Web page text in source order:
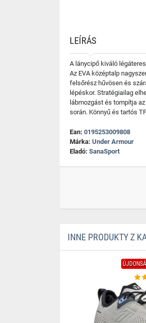
LEÍRÁS
A lánycipő kiváló
Az EVA középtalp
felsőrész hűvösen és
lépéskor. Stratégiailag
lábmozgást és tompítja
során. Könnyű és tartós
Ean: 0195253009808
Márka: Under Armour
Eladó: SanaSport
INNE PRODUKTY Z